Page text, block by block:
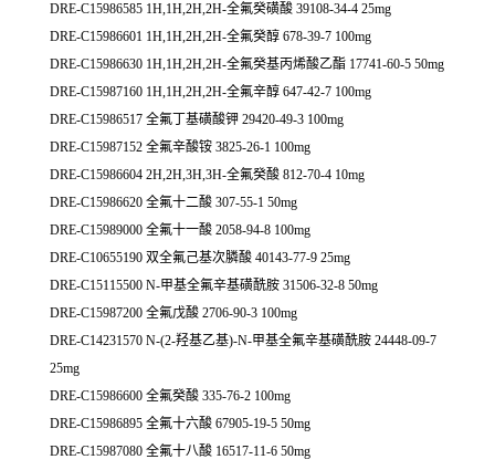
DRE-C15986585 1H,1H,2H,2H-全氟癸磺酸 39108-34-4 25mg
DRE-C15986601 1H,1H,2H,2H-全氟癸醇 678-39-7 100mg
DRE-C15986630 1H,1H,2H,2H-全氟癸基丙烯酸乙酯 17741-60-5 50mg
DRE-C15987160 1H,1H,2H,2H-全氟辛醇 647-42-7 100mg
DRE-C15986517 全氟丁基磺酸钾 29420-49-3 100mg
DRE-C15987152 全氟辛酸铵 3825-26-1 100mg
DRE-C15986604 2H,2H,3H,3H-全氟癸酸 812-70-4 10mg
DRE-C15986620 全氟十二酸 307-55-1 50mg
DRE-C15989000 全氟十一酸 2058-94-8 100mg
DRE-C10655190 双全氟己基次膦酸 40143-77-9 25mg
DRE-C15115500 N-甲基全氟辛基磺酰胺 31506-32-8 50mg
DRE-C15987200 全氟戊酸 2706-90-3 100mg
DRE-C14231570 N-(2-羟基乙基)-N-甲基全氟辛基磺酰胺 24448-09-7
25mg
DRE-C15986600 全氟癸酸 335-76-2 100mg
DRE-C15986895 全氟十六酸 67905-19-5 50mg
DRE-C15987080 全氟十八酸 16517-11-6 50mg